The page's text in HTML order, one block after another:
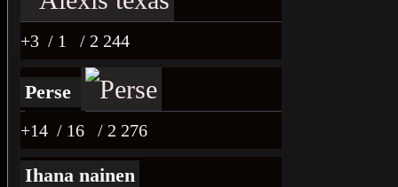
+3 / 1 / 2 244
Perse
+14 / 16 / 2 276
Ihana nainen